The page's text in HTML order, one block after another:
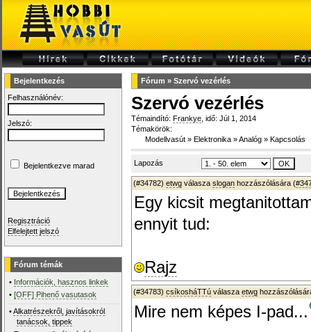
Bejelentkezés
Felhasználónév:
Jelszó:
Bejelentkezve marad
Regisztráció
Elfelejtett jelszó
Fórum témák
• Információk, hasznos linkek
•[OFF] Pihenő vasutasok
•Alkatrészekről, javításokról
tanácsok, tippek
Fórum » Szervó vezérlés
Szervó vezérlés
Témaindító: Frankye , idő: Júl 1, 2014
Témakörök:
Modellvasút » Elektronika »Analóg » Kapcsolás
Lapozás
(#34782) etwg válasza slogan hozzászólására (
Egy kicsit
ennyit tud:
Rajz
(#34783) csíkosháTTú válasza etwg
Mire nem képes I-pad...